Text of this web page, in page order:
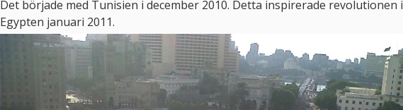
Det började med Tunisien i december 2010. Detta inspirerade revolutionen i
Egypten januari 2011.